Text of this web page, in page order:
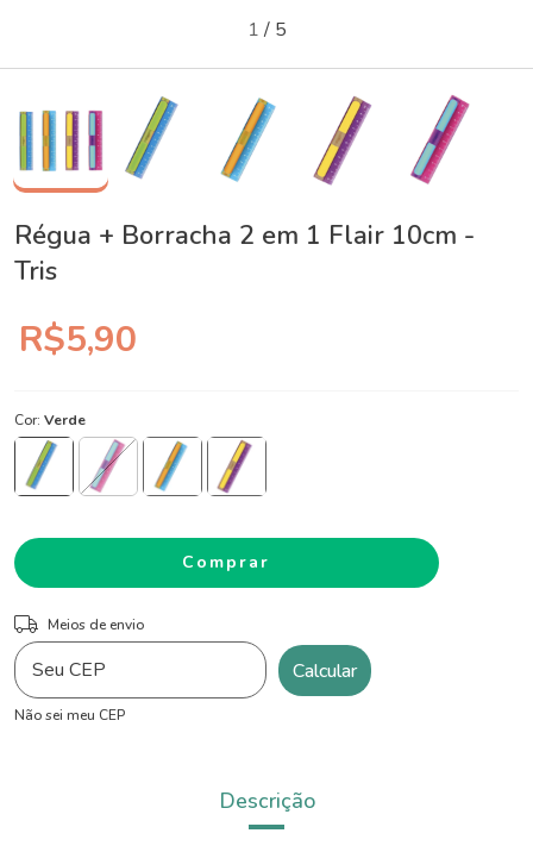
1 / 5
Régua + Borracha 2 em 1 Flair 10cm -
Tris
R$5,90
Cor:Verde
Entregas para o CEP:
Meios de envio
Calcular
Não sei meu CEP
Descrição